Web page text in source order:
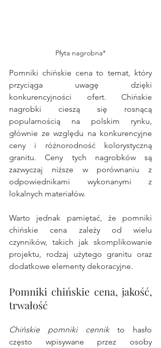
Płyta nagrobna*
Pomniki chińskie cena to temat, który
przyciąga uwagę dzięki
konkurencyjności ofert. Chińskie
nagrobki cieszą się rosnącą
popularnością na polskim rynku,
głównie ze względu na konkurencyjne
ceny i różnorodność kolorystyczną
granitu. Ceny tych nagrobków są
zazwyczaj niższe w porównaniu z
odpowiednikami wykonanymi z
lokalnych materiałów.
Warto jednak pamiętać, że pomniki
chińskie cena zależy od wielu
czynników, takich jak skomplikowanie
projektu, rodzaj użytego granitu oraz
dodatkowe elementy dekoracyjne.
Pomniki chińskie cena, jakość,
trwałość
Chińskie pomniki cennik to hasło
często wpisywane przez osoby